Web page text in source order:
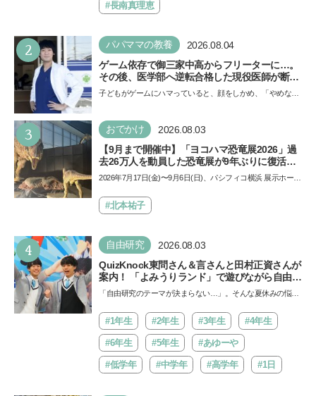
ザ…
#長南真理恵
2 パパママの教養 2026.08.04
ゲーム依存で御三家中高からフリーターに…。
その後、医学部へ逆転合格した現役医師が断言
「ゲームの経験が受験勉強に役立った」そう考
子どもがゲームにハマっていると、顔をしかめ、「やめなさ
い…
3 おでかけ 2026.08.03
【9月まで開催中】「ヨコハマ恐竜展2026」過
去26万人を動員した恐竜展が9年ぶりに復活！
夏休みのおでかけで楽しむポイントを完全ガイ
2026年7月17日(金)〜9月6日(日)、パシフィコ横浜 展示ホール
催…
#北本祐子
4 自由研究 2026.08.03
QuizKnock東問さん＆言さんと田村正資さんが
案内！ 「よみうりランド」で遊びながら自由研
究が進む期間限定イベントが開催
「自由研究のテーマが決まらない…」。そんな夏休みの悩み
バ!!…
#1年生 #2年生 #3年生 #4年生
#6年生 #5年生 #あゆーや
#低学年 #中学年 #高学年 #1日